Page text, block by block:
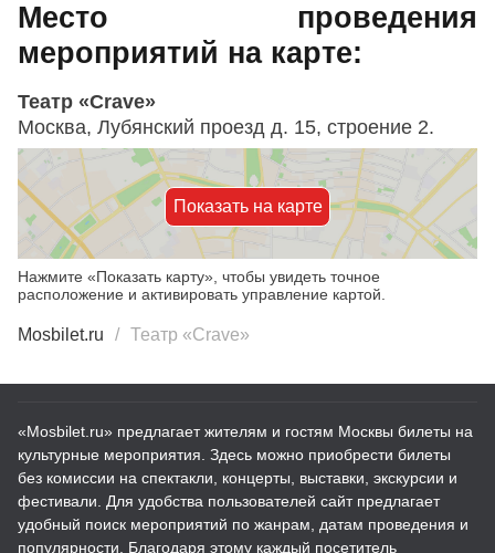
Место проведения
мероприятий на карте:
Театр «Crave»
Москва, Лубянский проезд д. 15, строение 2.
Показать на карте
Нажмите «Показать карту», чтобы увидеть точное
расположение и активировать управление картой.
Mosbilet.ru Театр «Crave»
«Mosbilet.ru» предлагает жителям и гостям Москвы билеты на
культурные мероприятия. Здесь можно приобрести билеты
без комиссии на спектакли, концерты, выставки, экскурсии и
фестивали. Для удобства пользователей сайт предлагает
удобный поиск мероприятий по жанрам, датам проведения и
популярности. Благодаря этому каждый посетитель